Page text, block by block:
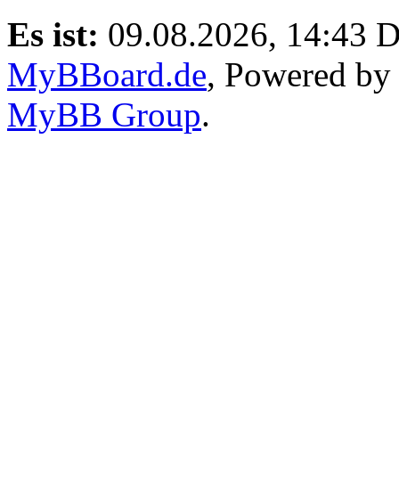
Es ist: 09.08.2026, 14:43
MyBBoard.de, Powered by
MyBB Group.